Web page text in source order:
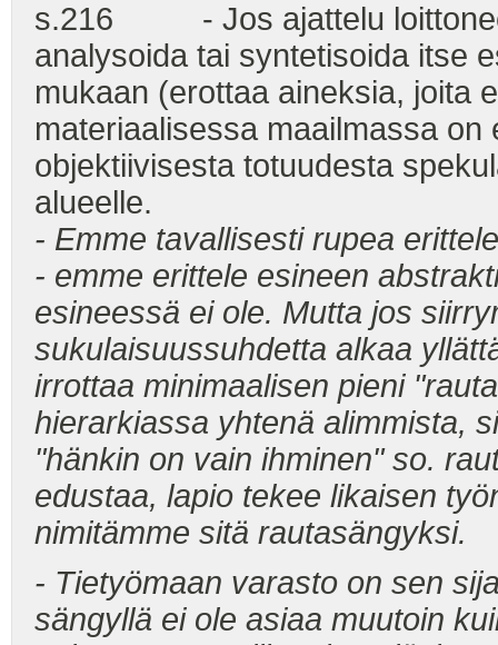
s.216 - Jos ajattelu loittonee
analysoida tai syntetisoida itse
mukaan (erottaa aineksia, joita
materiaalisessa maailmassa
objektiivisesta totuudesta
alueelle.
- Emme tavallisesti rupea
- emme erittele esineen
esineessä ei ole. Mutta jos
sukulaisuussuhdetta alkaa
irrottaa minimaalisen pieni
hierarkiassa yhtenä alimmista,
"hänkin on vain ihminen" so.
edustaa, lapio tekee likaisen
nimitämme sitä rautasängyksi.
- Tietyömaan varasto on sen
sängyllä ei ole asiaa muutoin